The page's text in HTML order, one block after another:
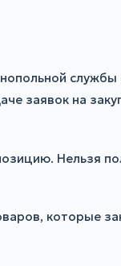
службы
заявок на
Нельзя
которые